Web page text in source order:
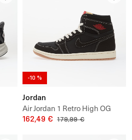
-10 %
Jordan
Air Jordan 1 Retro High OG
"Flight Club"
162,49 € 179,99 €